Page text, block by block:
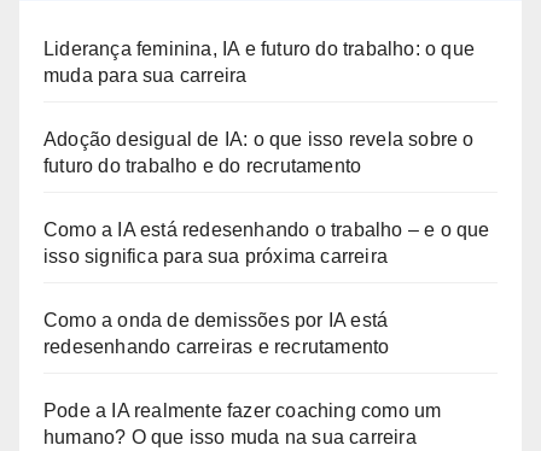
Liderança feminina, IA e futuro do trabalho: o que
muda para sua carreira
Adoção desigual de IA: o que isso revela sobre o
futuro do trabalho e do recrutamento
Como a IA está redesenhando o trabalho – e o que
isso significa para sua próxima carreira
Como a onda de demissões por IA está
redesenhando carreiras e recrutamento
Pode a IA realmente fazer coaching como um
humano? O que isso muda na sua carreira